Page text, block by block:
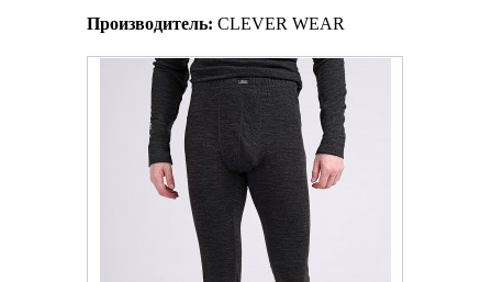
Производитель: CLEVER WEAR